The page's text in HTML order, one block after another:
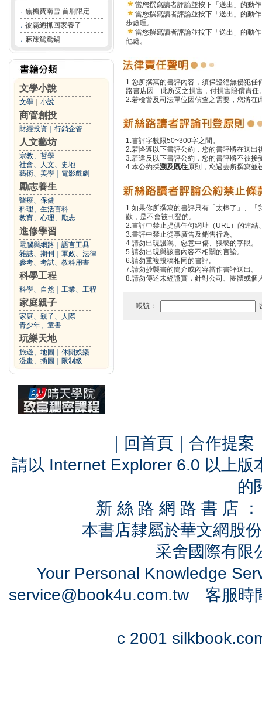
． 焦糖費南雪 首刷限定
． 被霸總抓回家養了
． 麻辣鴛鴦鍋
文學小說
文學 小說
商管創投
財經投資 行銷企管
人文藝坊
宗教、哲學
社會、人文、史地
藝術、美學
電影戲劇
勵志養生
醫療、保健
料理、生活百科
教育、心理、勵志
進修學習
電腦與網路
語言工具
雜誌、期刊
軍政、法律
參考、考試、教科用書
科學工程
科學、自然 工業、工程
家庭親子
家庭、親子、人際
青少年、童書
玩樂天地
旅遊、地圖
休閒娛樂
漫畫、插圖
限制級
當您撰寫讀者評論並按下「送出」的動
當您撰寫讀者評論並按下「送出」的動
步處理。
當您撰寫讀者評論並按下「送出」的動
他處。
1.您所撰寫的書評內容，須保證絕無侵犯
路書店因 此所受之損害，付損害賠償責任
2.若檢警及司法單位因偵查之需要，您將
1.書評字數限50~300字之間。
2.若恪遵以下書評公約，您的書評將在送
3.若違反以下書評公約，您的書評將不被接
4.本公約採溯及既往原則，您過去所撰寫並
1.如果你所撰寫的書評只有「太棒了」、
歡，是不會被刊登的。
2.書評中禁止提供任何網址（URL）的連結
3.書評中禁止從事廣告及銷售行為。
4.請勿出現謾罵、惡意中傷、猥褻的字眼。
5.請勿出現與該書內容不相關的言論。
6.請勿重複投稿相同的書評。
7.請勿抄襲書的簡介或內容當作書評送出。
8.請勿傳述未經證實，針對公司、團體或個
帳號：
｜ 回首頁 ｜ 合作提案
請以 Internet Explorer 6.0 以上
的
新 絲 路 網 路 書 店
本書店隸屬於華文網股
采舍國際有
Your Personal Knowledge
service@book4u.com.tw客服時
c 2001